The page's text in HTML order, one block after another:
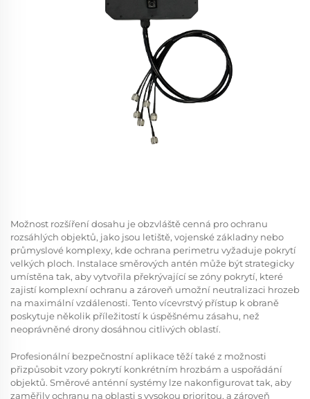
Možnost rozšíření dosahu je obzvláště cenná pro ochranu
rozsáhlých objektů, jako jsou letiště, vojenské základny nebo
průmyslové komplexy, kde ochrana perimetru vyžaduje pokrytí
velkých ploch. Instalace směrových antén může být strategicky
umístěna tak, aby vytvořila překrývající se zóny pokrytí, které
zajistí komplexní ochranu a zároveň umožní neutralizaci hrozeb
na maximální vzdálenosti. Tento vícevrstvý přístup k obraně
poskytuje několik příležitostí k úspěšnému zásahu, než
neoprávněné drony dosáhnou citlivých oblastí.
Profesionální bezpečnostní aplikace těží také z možnosti
přizpůsobit vzory pokrytí konkrétním hrozbám a uspořádání
objektů. Směrové anténní systémy lze nakonfigurovat tak, aby
zaměřily ochranu na oblasti s vysokou prioritou, a zároveň